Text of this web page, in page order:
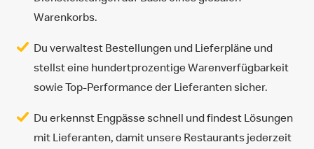
Warenkorbs.
Du verwaltest Bestellungen und Lieferpläne und
stellst eine hundertprozentige Warenverfügbarkeit
sowie Top-Performance der Lieferanten sicher.
Du erkennst Engpässe schnell und findest Lösungen
mit Lieferanten, damit unsere Restaurants jederzeit